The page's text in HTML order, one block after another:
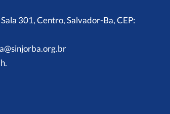
301, Centro, Salvador-Ba, CEP: